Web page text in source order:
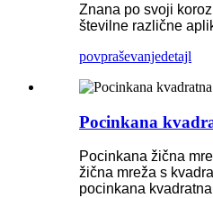
Znana po svoji
številne različne
povpraševanjedetajl
Pocinkana
Pocinkana žična
žična mreža s
pocinkana